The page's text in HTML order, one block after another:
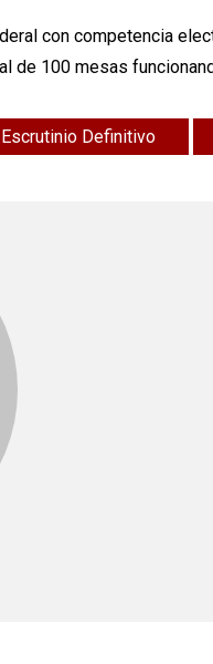
con competencia
de 100 mesas
Escrutinio Definitivo